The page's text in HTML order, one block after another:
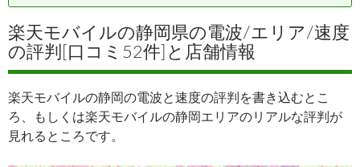
楽天モバイルの静岡県の電波/エリア/速度
の評判[口コミ52件]と店舗情報
楽天モバイルの静岡の電波と速度の評判を書き込むとこ
ろ、もしくは楽天モバイルの静岡エリアのリアルな評判が
見れるところです。